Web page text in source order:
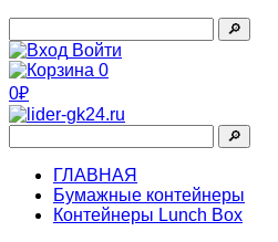
🔎︎
Войти
0
0₽
🔎︎
ГЛАВНАЯ
Бумажные контейнеры
Контейнеры Lunch Box